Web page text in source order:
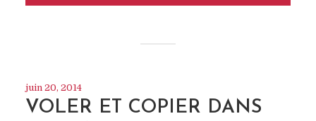
juin 20, 2014
VOLER ET COPIER DANS